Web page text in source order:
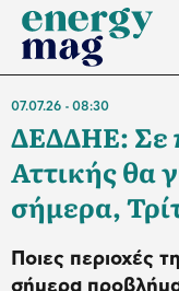
07.07.26 08:30
ΔΕΔΔΗΕ: Σε
Αττικής θα
σήμερα,
Ποιες περιοχές
σήμερα